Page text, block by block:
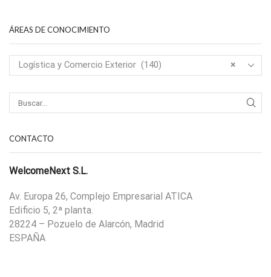
ÁREAS DE CONOCIMIENTO
×
Logística y Comercio Exterior (140)
CONTACTO
WelcomeNext S.L.
Av. Europa 26, Complejo Empresarial ATICA
Edificio 5, 2ª planta.
28224 – Pozuelo de Alarcón, Madrid
ESPAÑA